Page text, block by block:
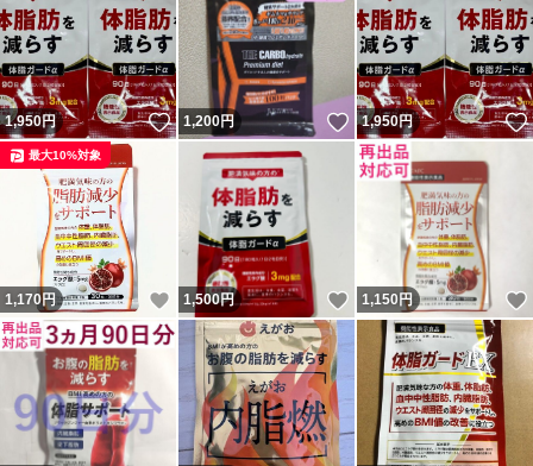
1,950円 いいね！
1,200円 いいね！
1,950円
1,170円 いいね！
最大10%対象
1,500円 いいね！
1,150 円